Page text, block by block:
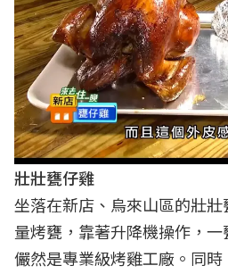
壯壯甕仔雞
坐落在新店、烏來山區的壯
量烤甕，靠著升降機操作，一
儼然是專業級烤雞工廠。同